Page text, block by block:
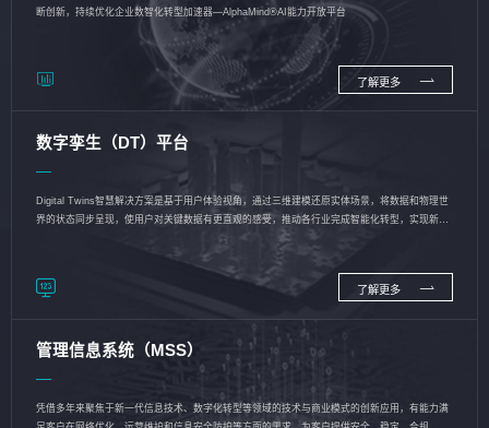
断创新，持续优化企业数智化转型加速器—AlphaMind®AI能力开放平台
了解更多
数字孪生（DT）平台
Digital Twins智慧解决方案是基于用户体验视角，通过三维建模还原实体场景，将数据和物理世
界的状态同步呈现，使用户对关键数据有更直观的感受，推动各行业完成智能化转型，实现新旧
了解更多
管理信息系统（MSS）
凭借多年来聚焦于新一代信息技术、数字化转型等领域的技术与商业模式的创新应用，有能力满